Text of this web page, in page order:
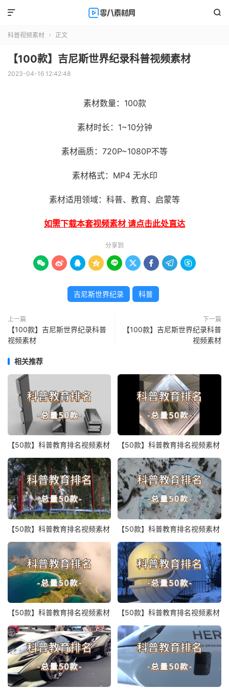


科普视频素材  正文
【100款】吉尼斯世界纪录科普视频素材
2023-04-16 12:42:48
素材数量：100款
素材时长：1~10分钟
素材画质：720P~1080P不等
素材格式：MP4 无水印
素材适用领域：科普、教育、启蒙等
如需下载本套视频素材 请点击此处直达
分享到
        
吉尼斯世界纪录 科普
上一篇
【100款】吉尼斯世界纪录科普
视频素材
下一篇
【100款】吉尼斯世界纪录科普
视频素材
相关推荐
【50款】科普教育排名视频素材 【50款】科普教育排名视频素材
【50款】科普教育排名视频素材 【50款】科普教育排名视频素材
【50款】科普教育排名视频素材 【50款】科普教育排名视频素材